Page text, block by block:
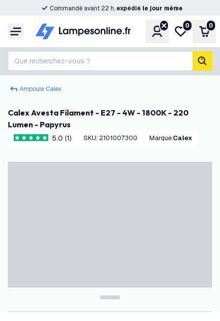
Commandé avant 22 h, expédié le jour même
Menu CompteMa liste de
0 0
Que recherchez-vous ?
Ampoule Calex
Calex Avesta Filament - E27 - 4W - 1800K - 220
Lumen - Papyrus
5 étoiles de notation
5.0 (1) SKU: 2101007300 Marque: Calex